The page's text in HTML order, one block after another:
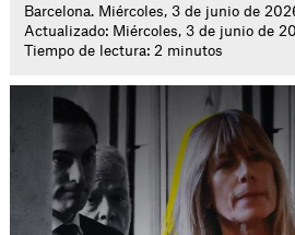
Barcelona. Miércoles, 3 de junio de
Actualizado: Miércoles, 3 de junio de
Tiempo de lectura: 2 minutos